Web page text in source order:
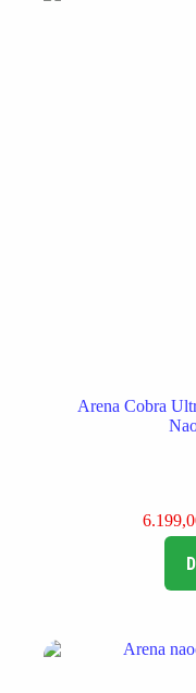
Arena Cobra